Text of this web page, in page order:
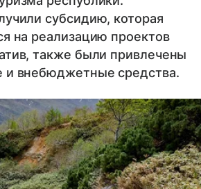
субсидию, которая
на реализацию проектов
также были привлечены
и внебюджетные средства.